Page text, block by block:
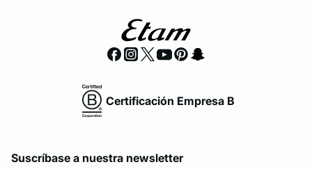
Certificación Empresa B
Suscríbase a nuestra newsletter